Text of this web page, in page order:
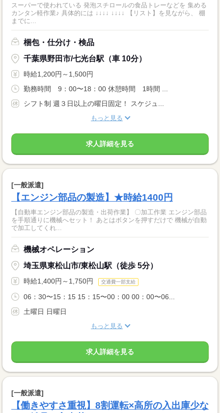
スーパーで使われている 発泡スチロールの食品トレーなどを 集める
カンタン軽作業♪ 具体的には ↓↓↓↓ ↓↓↓↓ 【リスト】を見ながら、 棚
までに...
梱包・仕分け・検品
千葉県野田市/七光台駅（車 10分）
時給1,200円～1,500円
勤務時間 9：00〜18：00 休憩時間 1時間 ...
シフト制 週３日以上の曜日固定！ スケジュ...
もっと見る
求人詳細を見る
[一般派遣]
【エンジン部品の製造】★時給1400円
【自動車エンジン部品の製造・出荷作業】 〇加工作業 エンジン部品
を手順通りに機械へセット！ あとはボタンを押すだけで 機械が自動
で加工してくれ...
機械オペレーション
埼玉県東松山市/東松山駅（徒歩 5分）
時給1,400円～1,750円 交通費一部支給
06：30〜15：15 15：15〜00：00 00：00〜06...
土曜日 日曜日
もっと見る
求人詳細を見る
[一般派遣]
【働きやすさ重視】8割運転×高所の入出庫少な